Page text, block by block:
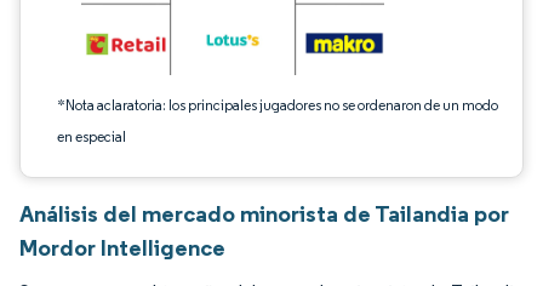
*Nota aclaratoria: los principales jugadores no se ordenaron de un modo
en especial
Análisis del mercado minorista de Tailandia por
Mordor Intelligence